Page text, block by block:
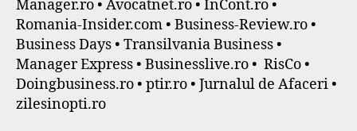
Manager.ro • Avocatnet.ro • InCont.ro •
Romania-Insider.com • Business-Review.ro •
Business Days • Transilvania Business •
Manager Express • Businesslive.ro • RisCo •
Doingbusiness.ro • ptir.ro • Jurnalul de Afaceri •
zilesinopti.ro